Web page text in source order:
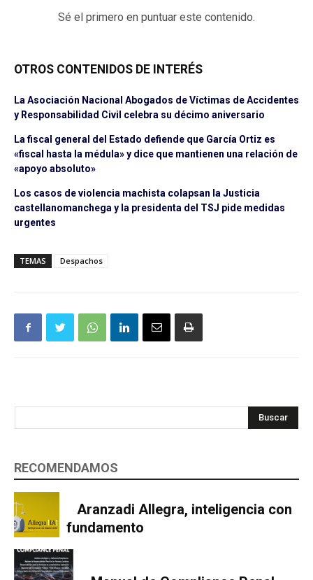
Sé el primero en puntuar este contenido.
OTROS CONTENIDOS DE INTERÉS
La Asociación Nacional Abogados de Víctimas de Accidentes
y Responsabilidad Civil celebra su décimo aniversario
La fiscal general del Estado defiende que García Ortiz es
«fiscal hasta la médula» y dice que mantienen una relación de
«apoyo absoluto»
Los casos de violencia machista colapsan la Justicia
castellanomanchega y la presidenta del TSJ pide medidas
urgentes
TEMAS Despachos
Buscar
RECOMENDAMOS
Aranzadi Allegra, inteligencia con
fundamento